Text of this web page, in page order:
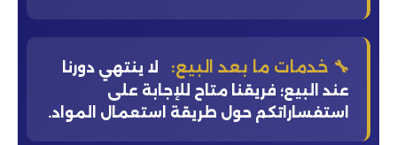
🔧 خدمات ما بعد البيع:
لا ينتهي دورنا
عند البيع؛ فريقنا متاح للإجابة على
استفساراتكم حول طريقة استعمال المواد.